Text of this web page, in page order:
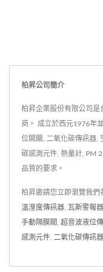
柏昇公司簡介
柏昇企業股份有限公司是
商。 成立於西元1976年
位開關, 二氧化碳傳訊器,
碳感測元件, 熱量計, PM
品質的要求。
柏昇邀請您立即瀏覽我們
溫溼度傳訊器 瓦斯警報器
手動隔膜閥 超音波液位
感測元件 二氧化碳傳訊器